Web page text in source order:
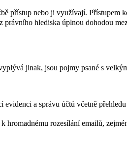
přístup nebo ji využívají.
hlediska úplnou dohodou
jinak, jsou pojmy psané s
a správu účtů včetně
hromadnému rozesílání emailů,